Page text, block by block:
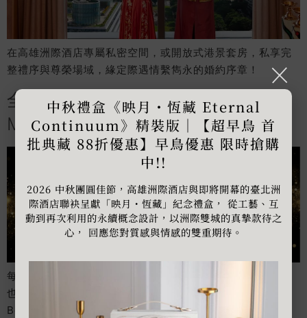
在⾼雄洲際酒店專屬私密空間，或開放式港景套房，私享完
整禮序與尊榮場域，緣定際遇情繫雋永的婚約序章！
全新住房禮遇企劃 ⟪ Golden
Moments 臻選際遇 ⟫
每一週，都有一位幸運之星。
也許，下一次閃耀登場的，就是你。
Be Our Lucky Star of the Week.
中秋禮盒《映月・恆藏 Eternal
Continuum》精裝版｜【超早鳥 首
批典藏 88折優惠】早鳥優惠 限時搶購
中!!
2026 中秋團圓佳節，高雄洲際酒店與即將開幕的臺北洲
際酒店聯袂呈獻「映月・恆藏」紀念禮盒， 從工藝、互
動到再次利用的永續概念設計，以洲際雙城的真摯款待之
心， 回應您對質感與情感的雙重期待。